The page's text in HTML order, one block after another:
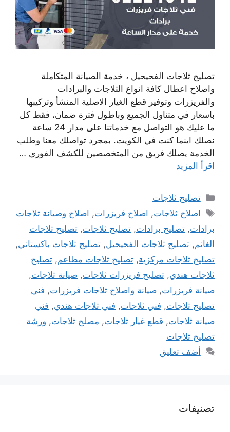
تصليح ثلاجات الفحيحيل ، خدمة الصيانة المتكاملة
واصلاح اعطال كافة انواع الثلاجات والبرادات
والفريزرات وتوفير قطع الغيار الاصلية المنشأ وتركيبها
باسعار في متناول الجميع وباطول فترة ضمان، فقط كل
ما عليك هو التواصل مع خدماتنا على مدار 24 ساعة
نصلك اينما كنت في الكويت. بمجرد تواصلك معنا وطلب
الخدمة يصلك فريق من المتخصصين للكشف الفوري …
اقرأ المزيد
التصنيفات
تصليح ثلاجات
الوسوم
اصلاح ثلاجات, اصلاح فريزرات, اصلاح وصيانة ثلاجات
برادات, تصليح برادات, تصليح ثلاجات, تصليح ثلاجات
الغانم, تصليح ثلاجات الفحيحيل, تصليح ثلاجات باكستاني,
تصليح ثلاجات مركزية, تصليح ثلاجات مطاعم, تصليح
ثلاجات هندي, تصليح فريزرات ثلاجات, صيانة ثلاجات,
صيانة فريزرات, صيانة واصلاح ثلاجات فريزرات, فني
تصليح ثلاجات, فني ثلاجات, فني ثلاجات هندي, فني
صيانة ثلاجات, قطع غيار ثلاجات, مصلح ثلاجات, ورشة
تصليح ثلاجات
أضف تعليق
تصنيفات